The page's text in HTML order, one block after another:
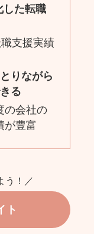
した転職
支援実績
りながら
る
の会社の
が豊富
う！／
ト